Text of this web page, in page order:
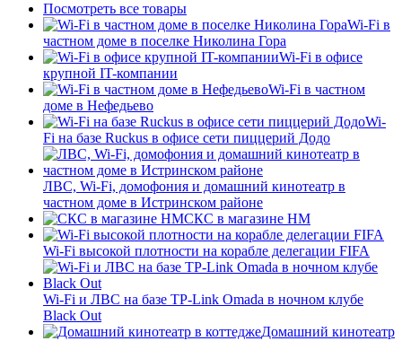
Посмотреть все товары
Wi-Fi в
частном доме в поселке Николина Гора
Wi-Fi в офисе
крупной IT-компании
Wi-Fi в частном
доме в Нефедьево
Wi-
Fi на базе Ruckus в офисе сети пиццерий Додо
ЛВС, Wi-Fi, домофония и домашний кинотеатр в
частном доме в Истринском районе
СКС в магазине HM
Wi-Fi высокой плотности на корабле делегации FIFA
Wi-Fi и ЛВС на базе TP-Link Omada в ночном клубе
Black Out
Домашний кинотеатр